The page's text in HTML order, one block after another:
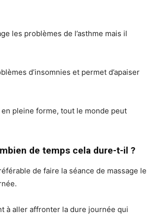
les problèmes de l’asthme mais il
d’insomnies et permet d’apaiser
pleine forme, tout le monde peut
de temps cela dure-t-il ?
de faire la séance de massage le
à aller affronter la dure journée qui